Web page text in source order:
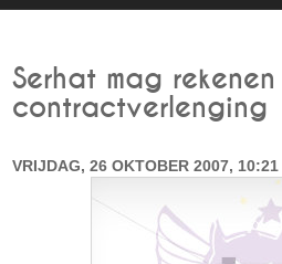
Serhat mag
contractverlenging
VRIJDAG, 26 OKTOBER 2007,